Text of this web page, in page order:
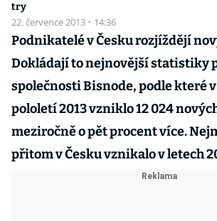
try
22. července 2013 · 14:36
Podnikatelé v Česku rozjíždějí
Dokládají to nejnovější statistiky
společnosti Bisnode, podle které
pololetí 2013 vzniklo 12 024
meziročně o pět procent více.
přitom v Česku vznikalo v letech